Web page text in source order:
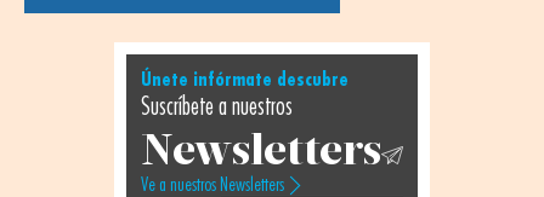
Únete infórmate descubre
Suscríbete a nuestros
Newsletters
Ve a nuestros Newsletters